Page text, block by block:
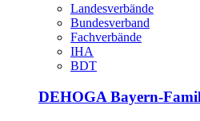
Landesverbände
Bundesverband
Fachverbände
IHA
BDT
DEHOGA Bayern-